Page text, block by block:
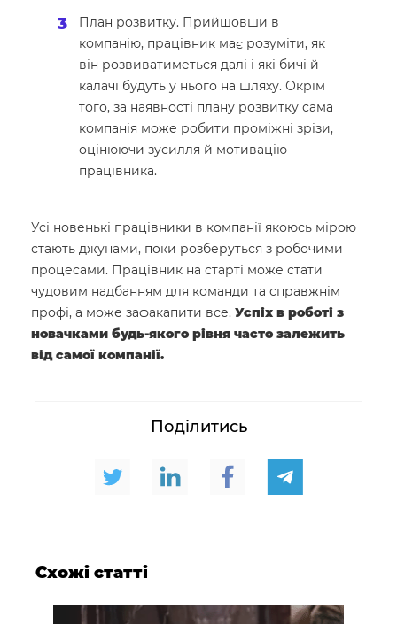
План розвитку. Прийшовши в
компанію, працівник має розуміти, як
він розвиватиметься далі і які бичі й
калачі будуть у нього на шляху. Окрім
того, за наявності плану розвитку сама
компанія може робити проміжні зрізи,
оцінюючи зусилля й мотивацію
працівника.
Усі новенькі працівники в компанії якоюсь мірою
стають джунами, поки розберуться з робочими
процесами. Працівник на старті може стати
чудовим надбанням для команди та справжнім
профі, а може зафакапити все. Успіх в роботі з
новачками будь-якого рівня часто залежить
від самої компанії.
Поділитись
Схожі статті